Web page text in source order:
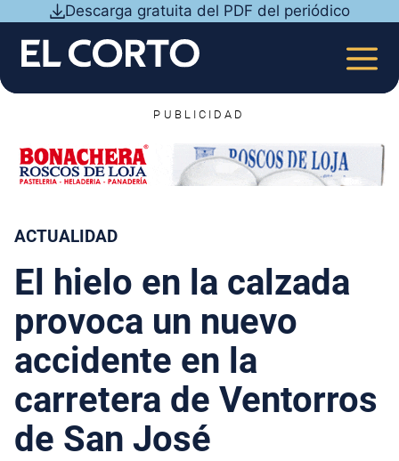
contenido
Descarga gratuita del PDF del periódico
PUBLICIDAD
ACTUALIDAD
El hielo en la calzada
provoca un nuevo
accidente en la
carretera de Ventorros
de San José